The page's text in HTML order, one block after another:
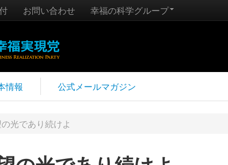
お問い合わせ 幸福の科学グループ
情報 公式メールマガジン
光であり続けよ